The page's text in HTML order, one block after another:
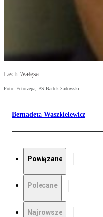
Lech Wałęsa
Foto: Fotorzepa, BS Bartek Sadowski
Bernadeta Waszkielewicz
Powiązane
Polecane
Najnowsze